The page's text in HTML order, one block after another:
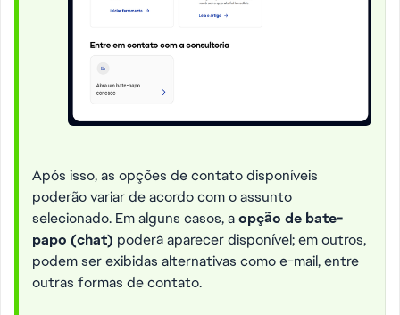
Após isso, as opções de contato disponíveis
poderão variar de acordo com o assunto
selecionado. Em alguns casos, aopção de bate-
papo (chat) poderá aparecer disponível; em outros,
podem ser exibidas alternativas como e-mail, entre
outras formas de contato.